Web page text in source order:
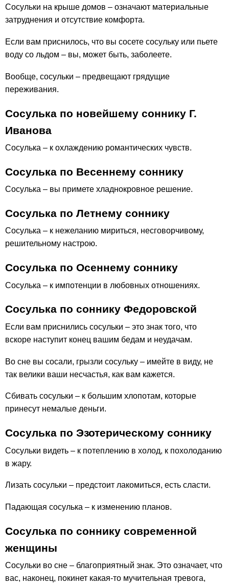
Сосульки на крыше домов – означают материальные
затруднения и отсутствие комфорта.
Если вам приснилось, что вы сосете сосульку или пьете
воду со льдом – вы, может быть, заболеете.
Вообще, сосульки – предвещают грядущие
переживания.
Сосулька по новейшему соннику Г.
Иванова
Сосулька – к охлаждению романтических чувств.
Сосулька по Весеннему соннику
Сосулька – вы примете хладнокровное решение.
Сосулька по Летнему соннику
Сосулька – к нежеланию мириться, несговорчивому,
решительному настрою.
Сосулька по Осеннему соннику
Сосулька – к импотенции в любовных отношениях.
Сосулька по соннику Федоровской
Если вам приснились сосульки – это знак того, что
вскоре наступит конец вашим бедам и неудачам.
Во сне вы сосали, грызли сосульку – имейте в виду, не
так велики ваши несчастья, как вам кажется.
Сбивать сосульки – к большим хлопотам, которые
принесут немалые деньги.
Сосулька по Эзотерическому соннику
Сосульки видеть – к потеплению в холод, к похолоданию
в жару.
Лизать сосульки – предстоит лакомиться, есть сласти.
Падающая сосулька – к изменению планов.
Сосулька по соннику современной
женщины
Сосульки во сне – благоприятный знак. Это означает, что
вас, наконец, покинет какая-то мучительная тревога,